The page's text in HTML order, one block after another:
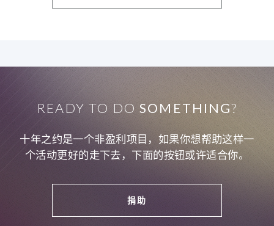
READY TO DOSOMETHING?
十年之约是一个非盈利项目，如果你想帮助这样一
个活动更好的走下去，下面的按钮或许适合你。
捐助